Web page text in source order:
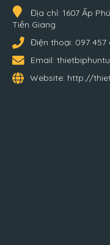
Địa chỉ: 1607 Ấp
Tiền Giang
Điện thoại: 097 457
Email:
Website: http://